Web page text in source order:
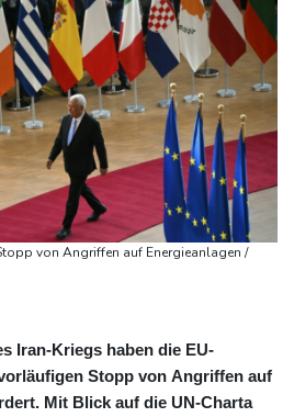
von Angriffen auf Energieanlagen /
Iran-Kriegs haben die EU-
Stopp von Angriffen auf
Mit Blick auf die UN-Charta